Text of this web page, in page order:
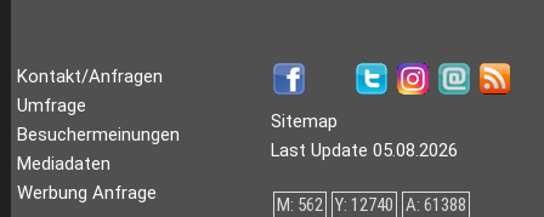
Kontakt/Anfragen
Umfrage
Besuchermeinungen
Mediadaten
Werbung Anfrage
Sitemap
Last Update 05.08.2026
M: 562 Y: 12740 A: 61388